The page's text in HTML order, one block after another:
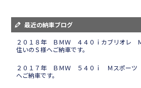
最近の納車ブログ
２０１８年 ＢＭＷ ４４０ｉカブリオレ
住いのＳ様へご納車です。
２０１７年 ＢＭＷ ５４０ｉ Ｍスポーツ
へご納車です。